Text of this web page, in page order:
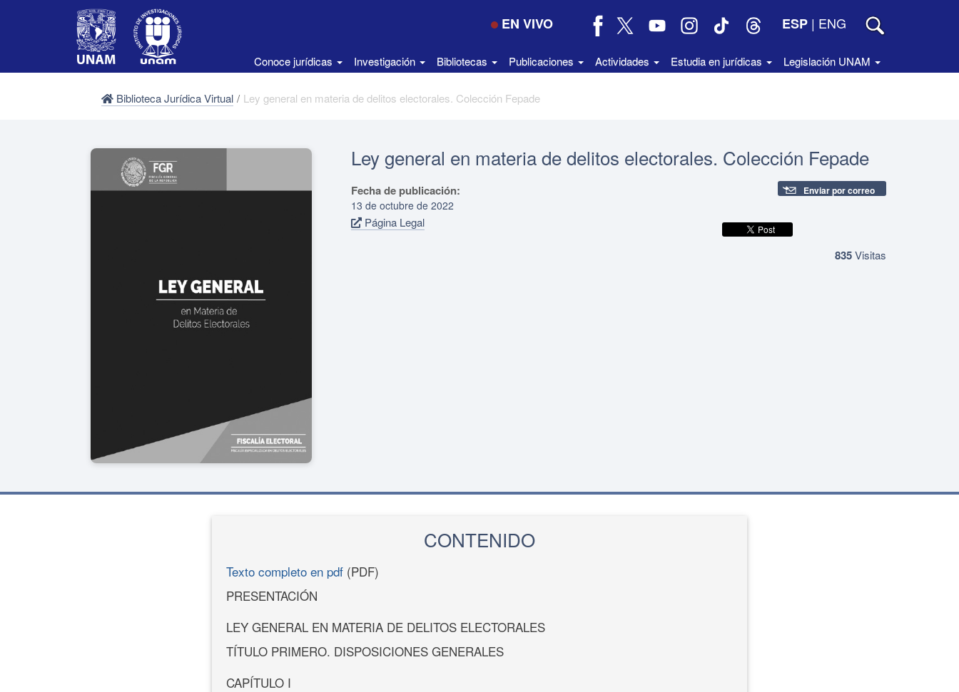
EN VIVO ESP | ENG
Conoce jurídicas Investigación Bibliotecas Publicaciones Actividades Estudia en jurídicas Legislación UNAM
Biblioteca Jurídica Virtual / Ley general en materia de delitos electorales. Colección Fepade
Ley general en materia de delitos electorales. Colección Fepade
Fecha de publicación:
13 de octubre de 2022
Página Legal
Enviar por correo
835Visitas
CONTENIDO
Texto completo en pdf (PDF)
PRESENTACIÓN
LEY GENERAL EN MATERIA DE DELITOS ELECTORALES
TÍTULO PRIMERO. DISPOSICIONES GENERALES
CAPÍTULO I